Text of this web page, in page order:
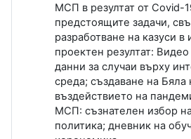
МСП в резултат от Covid-
предстоящите задачи,
разработване на казуси
проектен резултат:
данни за случаи върху
среда; създаване на Бяла
въздействието на
МСП: съзнателен избор
политика; дневник на